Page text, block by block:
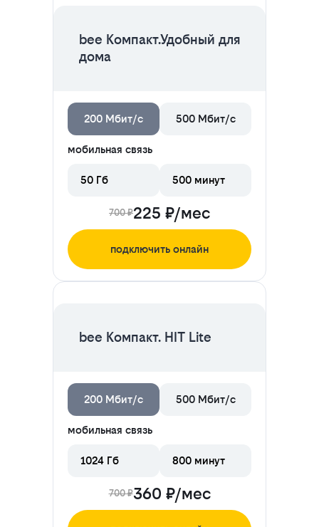
bee Компакт.Удобный для
дома
200 Мбит/с 500 Мбит/с
мобильная связь
50 Гб 500 минут
700 ₽225 ₽/мес
подключить онлайн
bee Компакт. HIT Lite
200 Мбит/с 500 Мбит/с
мобильная связь
1024 Гб 800 минут
700 ₽360 ₽/мес